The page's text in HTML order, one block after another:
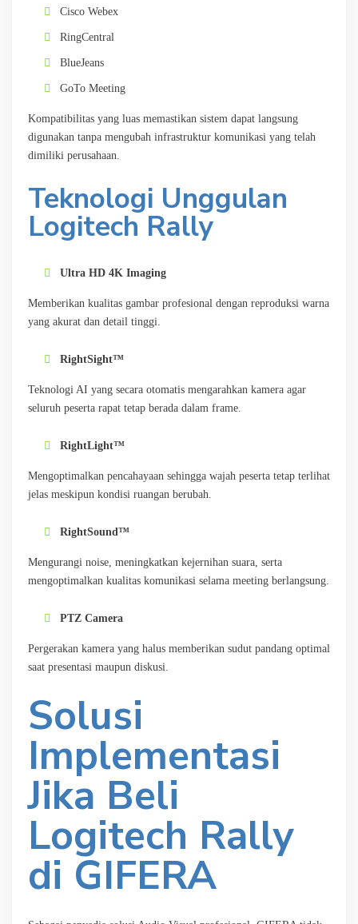
Cisco Webex
RingCentral
BlueJeans
GoTo Meeting
Kompatibilitas yang luas memastikan sistem dapat langsung
digunakan tanpa mengubah infrastruktur komunikasi yang telah
dimiliki perusahaan.
Teknologi Unggulan
Logitech Rally
Ultra HD 4K Imaging
Memberikan kualitas gambar profesional dengan reproduksi warna
yang akurat dan detail tinggi.
RightSight™
Teknologi AI yang secara otomatis mengarahkan kamera agar
seluruh peserta rapat tetap berada dalam frame.
RightLight™
Mengoptimalkan pencahayaan sehingga wajah peserta tetap terlihat
jelas meskipun kondisi ruangan berubah.
RightSound™
Mengurangi noise, meningkatkan kejernihan suara, serta
mengoptimalkan kualitas komunikasi selama meeting berlangsung.
PTZ Camera
Pergerakan kamera yang halus memberikan sudut pandang optimal
saat presentasi maupun diskusi.
Solusi
Implementasi
Jika Beli
Logitech Rally
di GIFERA